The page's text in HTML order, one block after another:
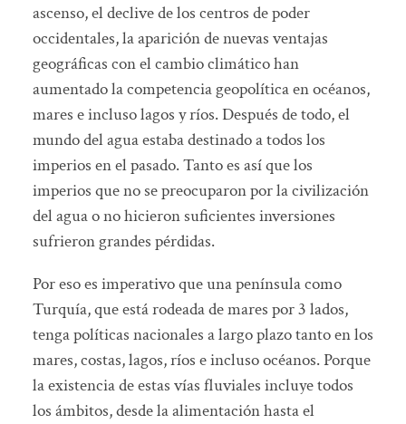
ascenso, el declive de los centros de poder
occidentales, la aparición de nuevas ventajas
geográficas con el cambio climático han
aumentado la competencia geopolítica en océanos,
mares e incluso lagos y ríos. Después de todo, el
mundo del agua estaba destinado a todos los
imperios en el pasado. Tanto es así que los
imperios que no se preocuparon por la civilización
del agua o no hicieron suficientes inversiones
sufrieron grandes pérdidas.
Por eso es imperativo que una península como
Turquía, que está rodeada de mares por 3 lados,
tenga políticas nacionales a largo plazo tanto en los
mares, costas, lagos, ríos e incluso océanos. Porque
la existencia de estas vías fluviales incluye todos
los ámbitos, desde la alimentación hasta el